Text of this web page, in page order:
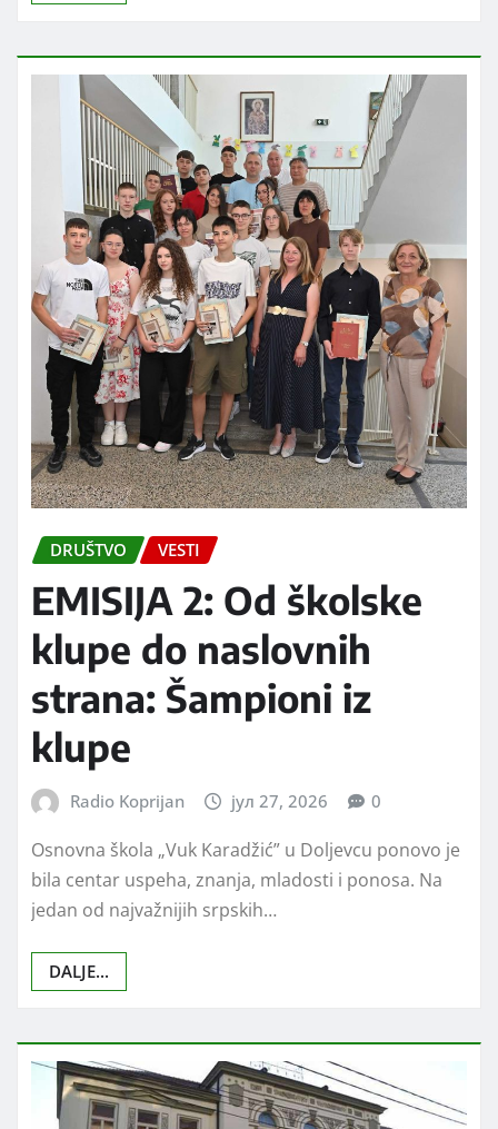
DRUŠTVO VESTI
EMISIJA 2: Od školske
klupe do naslovnih
strana: Šampioni iz
klupe
Radio Koprijan јул 27, 2026 0
Osnovna škola „Vuk Karadžić” u Doljevcu ponovo je
bila centar uspeha, znanja, mladosti i ponosa. Na
jedan od najvažnijih srpskih…
DALJE...